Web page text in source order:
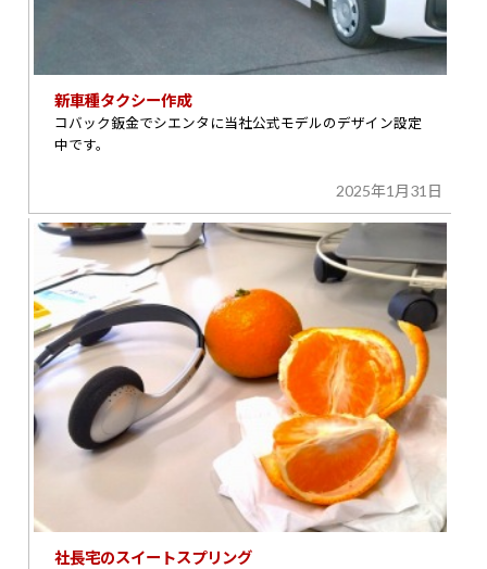
新車種タクシー作成
コバック鈑金でシエンタに当社公式モデルのデザイン設定
中です。
2025年1月31日
社長宅のスイートスプリング